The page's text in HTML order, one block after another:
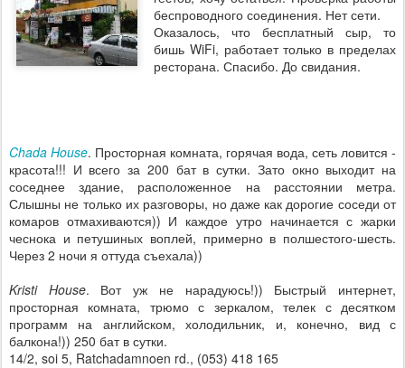
беспроводного соединения. Нет сети.
Оказалось, что бесплатный сыр, то
бишь WiFi, работает только в пределах
ресторана. Спасибо. До свидания.
Chada House. Просторная комната, горячая вода, сеть ловится -
красота!!! И всего за 200 бат в сутки. Зато окно выходит на
соседнее здание, расположенное на расстоянии метра.
Слышны не только их разговоры, но даже как дорогие соседи от
комаров отмахиваются)) И каждое утро начинается с жарки
чеснока и петушиных воплей, примерно в полшестого-шесть.
Через 2 ночи я оттуда съехала))
Kristi House. Вот уж не нарадуюсь!)) Быстрый интернет,
просторная комната, трюмо с зеркалом, телек с десятком
программ на английском, холодильник, и, конечно, вид с
балкона!)) 250 бат в сутки.
14/2, soi 5, Ratchadamnoen rd., (053) 418 165